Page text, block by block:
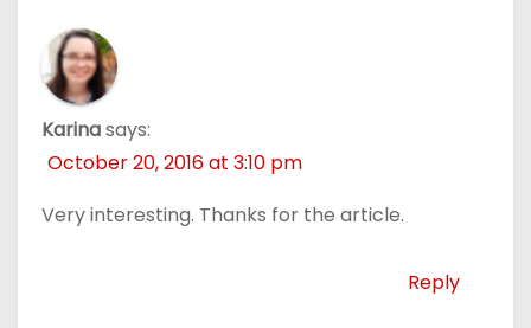
Karinasays:
October 20, 2016 at 3:10 pm
Very interesting. Thanks for the article.
Reply